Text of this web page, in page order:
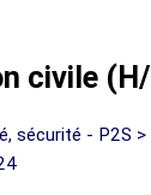
civile
sécurité - P2S